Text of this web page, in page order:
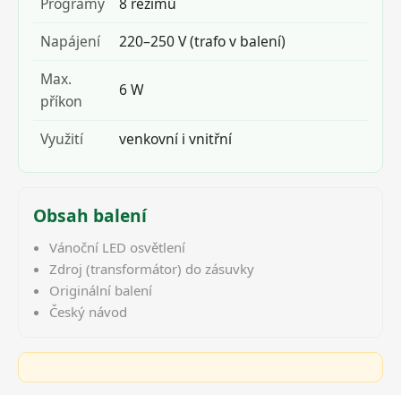
Napájení
220–250 V (trafo v balení)
Max.
příkon
6 W
Využití venkovní i vnitřní
Obsah balení
Vánoční LED osvětlení
Zdroj (transformátor) do zásuvky
Originální balení
Český návod